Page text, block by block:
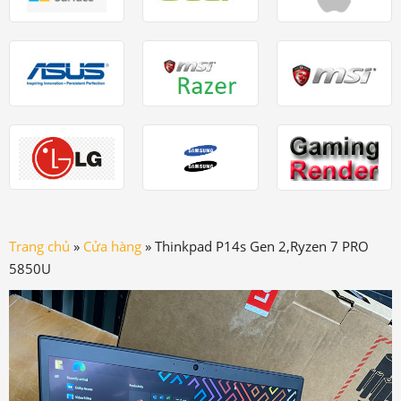
Trang chủ » Cửa hàng » Thinkpad P14s Gen 2,Ryzen 7 PRO
5850U